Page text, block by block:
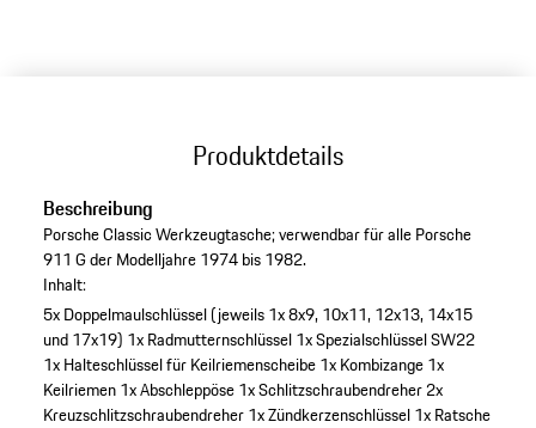
Produktdetails
Beschreibung
Porsche Classic Werkzeugtasche; verwendbar für alle Porsche
911 G der Modelljahre 1974 bis 1982.
Inhalt:
5x Doppelmaulschlüssel (jeweils 1x 8x9, 10x11, 12x13, 14x15
und 17x19) 1x Radmutternschlüssel 1x Spezialschlüssel SW22
1x Halteschlüssel für Keilriemenscheibe 1x Kombizange 1x
Keilriemen 1x Abschleppöse 1x Schlitzschraubendreher 2x
Kreuzschlitzschraubendreher 1x Zündkerzenschlüssel 1x Ratsche